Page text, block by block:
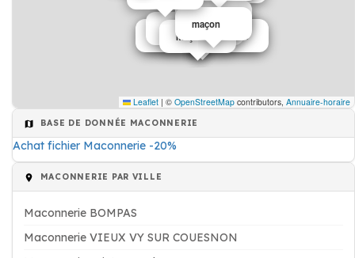
Travaux de bâtiment
Entreprise de bâtiment
MACONNERIE
maçon
maçon
maçon
Leaflet | © OpenStreetMap contributors, Annuaire-horaire
BASE DE DONNÉE MACONNERIE
Achat fichier Maconnerie -20%
MACONNERIE PAR VILLE
Maconnerie BOMPAS
Maconnerie VIEUX VY SUR COUESNON